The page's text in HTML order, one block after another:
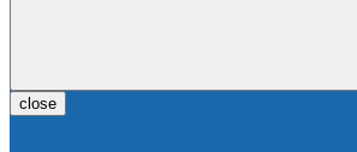
close